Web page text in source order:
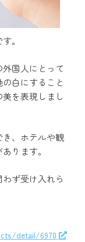
。
国人にとって
白にすること
を表現しまし
、ホテルや観
ります。
ず受け入れら
detail/6970